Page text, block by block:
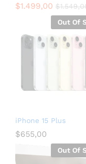
$1.499,00 $
Out Of
iPhone 15 Plus
$655,00
Out Of